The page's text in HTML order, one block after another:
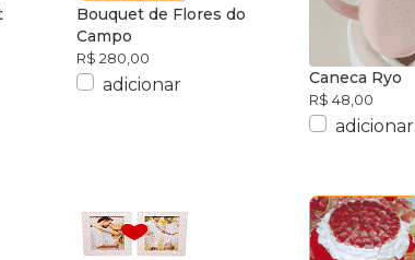
Bouquet de Flores do
Campo
R$ 280,00
adicionar Caneca Ryo
R$ 48,00
adicionar